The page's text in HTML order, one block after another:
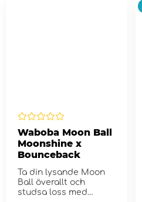
Waboba Moon Ball
Moonshine x
Bounceback
Ta din lysande Moon
Ball överallt och
studsa loss med